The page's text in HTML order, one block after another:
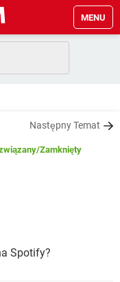
MENU
Następny Temat
/Zamknięty
Spotify?